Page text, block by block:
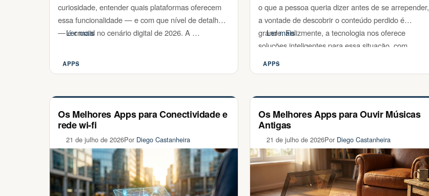
curiosidade, entender quais plataformas oferecem
essa funcionalidade — e com que nível de detalhe
— é crucial no cenário digital de 2026. A …
Ler mais
Categorias
APPS
o que a pessoa queria dizer antes de se arrepender,
a vontade de descobrir o conteúdo perdido é
grande. Felizmente, a tecnologia nos oferece
soluções inteligentes para essa situação, com
Ler mais
Categorias
APPS
Os Melhores Apps para Conectividade e
rede wi-fi
21 de julho de 2026Por Diego Castanheira
Os Melhores Apps para Ouvir Músicas
Antigas
21 de julho de 2026Por Diego Castanheira